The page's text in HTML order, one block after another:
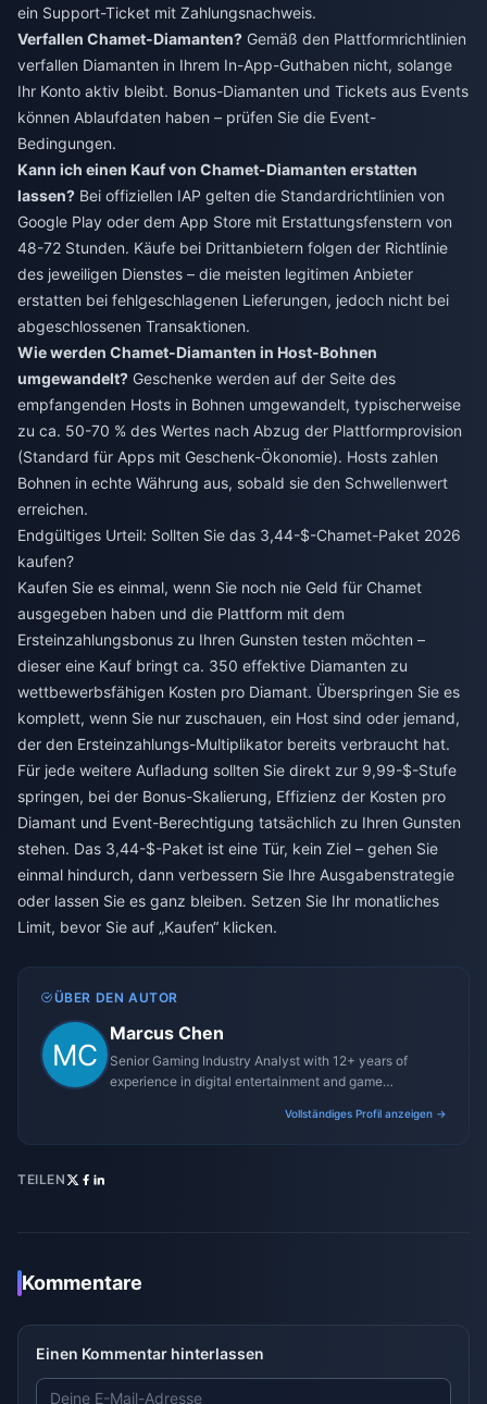
ein Support-Ticket mit Zahlungsnachweis.
Verfallen Chamet-Diamanten? Gemäß den Plattformrichtlinien
verfallen Diamanten in Ihrem In-App-Guthaben nicht, solange
Ihr Konto aktiv bleibt. Bonus-Diamanten und Tickets aus Events
können Ablaufdaten haben – prüfen Sie die Event-
Bedingungen.
Kann ich einen Kauf von Chamet-Diamanten erstatten
lassen? Bei offiziellen IAP gelten die Standardrichtlinien von
Google Play oder dem App Store mit Erstattungsfenstern von
48-72 Stunden. Käufe bei Drittanbietern folgen der Richtlinie
des jeweiligen Dienstes – die meisten legitimen Anbieter
erstatten bei fehlgeschlagenen Lieferungen, jedoch nicht bei
abgeschlossenen Transaktionen.
Wie werden Chamet-Diamanten in Host-Bohnen
umgewandelt? Geschenke werden auf der Seite des
empfangenden Hosts in Bohnen umgewandelt, typischerweise
zu ca. 50-70 % des Wertes nach Abzug der Plattformprovision
(Standard für Apps mit Geschenk-Ökonomie). Hosts zahlen
Bohnen in echte Währung aus, sobald sie den Schwellenwert
erreichen.
Endgültiges Urteil: Sollten Sie das 3,44-$-Chamet-Paket 2026
kaufen?
Kaufen Sie es einmal, wenn Sie noch nie Geld für Chamet
ausgegeben haben und die Plattform mit dem
Ersteinzahlungsbonus zu Ihren Gunsten testen möchten –
dieser eine Kauf bringt ca. 350 effektive Diamanten zu
wettbewerbsfähigen Kosten pro Diamant. Überspringen Sie es
komplett, wenn Sie nur zuschauen, ein Host sind oder jemand,
der den Ersteinzahlungs-Multiplikator bereits verbraucht hat.
Für jede weitere Aufladung sollten Sie direkt zur 9,99-$-Stufe
springen, bei der Bonus-Skalierung, Effizienz der Kosten pro
Diamant und Event-Berechtigung tatsächlich zu Ihren Gunsten
stehen. Das 3,44-$-Paket ist eine Tür, kein Ziel – gehen Sie
einmal hindurch, dann verbessern Sie Ihre Ausgabenstrategie
oder lassen Sie es ganz bleiben. Setzen Sie Ihr monatliches
Limit, bevor Sie auf „Kaufen“ klicken.
ÜBER DEN AUTOR
Marcus Chen
Senior Gaming Industry Analyst with 12+ years of
experience in digital entertainment and game
Vollständiges Profil anzeigen →
TEILEN
Kommentare
Einen Kommentar hinterlassen